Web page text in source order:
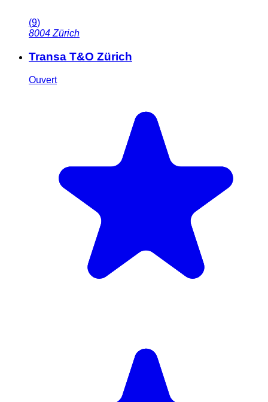
(9)
8004 Zürich
Transa T&O Zürich
Ouvert